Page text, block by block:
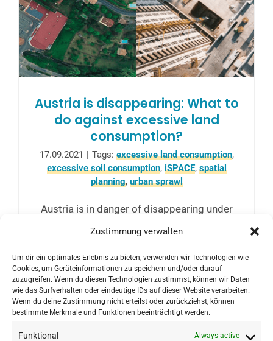
Zustimmung verwalten
Um dir ein optimales Erlebnis zu bieten, verwenden wir Technologien wie
Cookies, um Geräteinformationen zu speichern und/oder darauf
zuzugreifen. Wenn du diesen Technologien zustimmst, können wir Daten
wie das Surfverhalten oder eindeutige IDs auf dieser Website verarbeiten.
Wenn du deine Zustimmung nicht erteilst oder zurückziehst, können
bestimmte Merkmale und Funktionen beeinträchtigt werden.
Funktional Always active
Austria is disappearing: What to
do against excessive land
consumption?
17.09.2021 | Tags: excessive land consumption,
excessive soil consumption, iSPACE, spatial
planning, urban sprawl
Austria is in danger of disappearing under
more and more concrete and asphalt. How
question will be explored at the event
"Austria is disappearing II" on 12 October.